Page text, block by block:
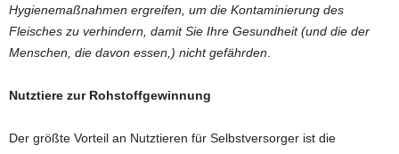
Hygienemaßnahmen ergreifen, um die Kontaminierung des
Fleisches zu verhindern, damit Sie Ihre Gesundheit (und die der
Menschen, die davon essen,) nicht gefährden
Nutztiere zur Rohstoffgewinnung
Der größte Vorteil an Nutztieren für Selbstversorger ist die